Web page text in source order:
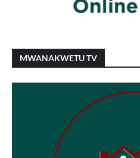
MWANAKWETU TV